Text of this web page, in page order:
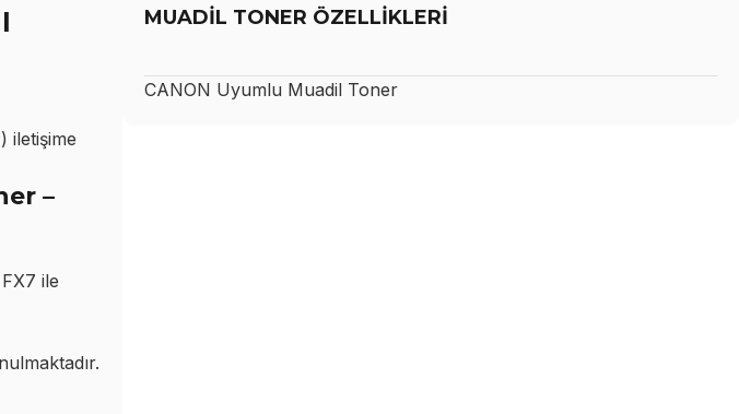
iletişime
–
ile
MUADİL TONER ÖZELLİKLERİ
CANON Uyumlu Muadil Toner